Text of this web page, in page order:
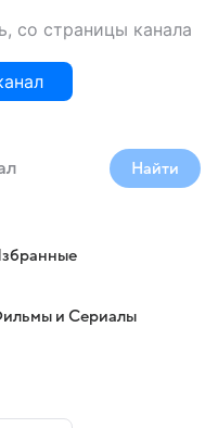
со страницы канала
Найти
и Сериалы